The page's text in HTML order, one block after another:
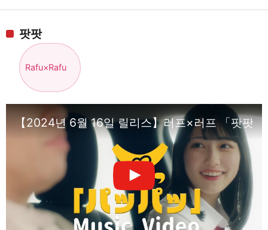
팟팟
Rafu×Rafu
【2024년 6월 16일 릴리스】러프×러프 「팟팟」